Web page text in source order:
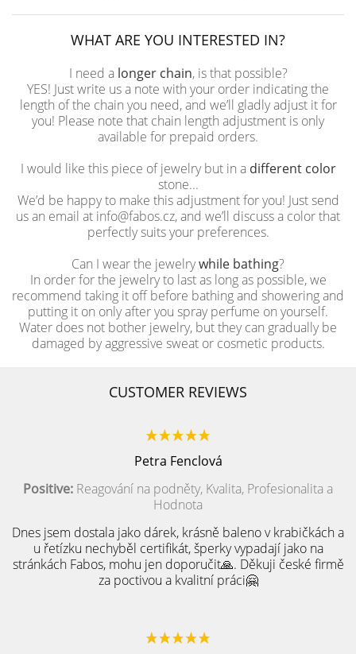
WHAT ARE YOU INTERESTED IN?
I need a longer chain, is that possible?
YES! Just write us a note with your order indicating the
length of the chain you need, and we’ll gladly adjust it for
you! Please note that chain length adjustment is only
available for prepaid orders.
I would like this piece of jewelry but in a different color
stone...
We’d be happy to make this adjustment for you! Just send
us an email at info@fabos.cz, and we’ll discuss a color that
perfectly suits your preferences.
Can I wear the jewelrywhile bathing?
In order for the jewelry to last as long as possible, we
recommend taking it off before bathing and showering and
putting it on only after you spray perfume on yourself.
Water does not bother jewelry, but they can gradually be
damaged by aggressive sweat or cosmetic products.
CUSTOMER REVIEWS
Petra Fenclová
Positive: Reagování na podněty, Kvalita, Profesionalita a
Hodnota
Dnes jsem dostala jako dárek, krásně baleno v krabičkách a
u řetízku nechyběl certifikát, šperky vypadají jako na
stránkách Fabos, mohu jen doporučit🙏. Děkuji české firmě
za poctivou a kvalitní práci🤗